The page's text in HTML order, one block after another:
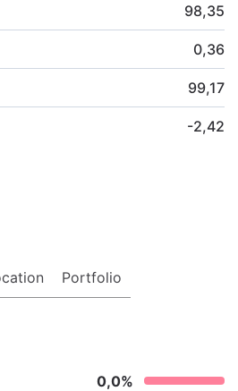
98,35
0,36
99,17
-2,42
Portfolio
0,0%